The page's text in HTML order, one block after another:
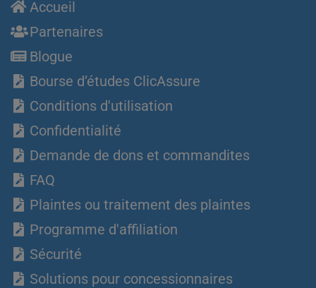
Accueil
Partenaires
Blogue
Bourse d’études ClicAssure
Conditions d'utilisation
Confidentialité
Demande de dons et commandites
FAQ
Plaintes ou traitement des plaintes
Programme d'affiliation
Sécurité
Solutions pour concessionnaires